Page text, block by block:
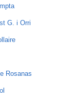
G. i Orri
Rosanas